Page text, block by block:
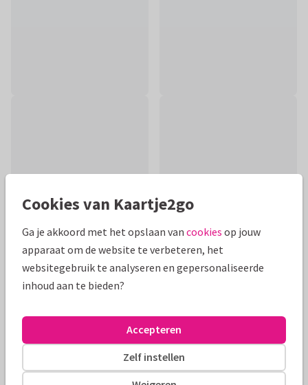
Productinformatie
moeilijk heeft bijvoorbeeld door kanker veel sterkte! Voeg
eventueel zelf nog tekst toe
Alle kaarten zijn helemaal naar wens aan te passen
Cookies van Kaartje2go
Ga je akkoord met het opslaan van cookies op jouw
apparaat om de website te verbeteren, het
websitegebruik te analyseren en gepersonaliseerde
inhoud aan te bieden?
Zelf instellen
Accepteren